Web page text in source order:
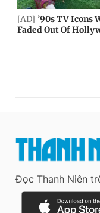
Đọc Thanh Niên